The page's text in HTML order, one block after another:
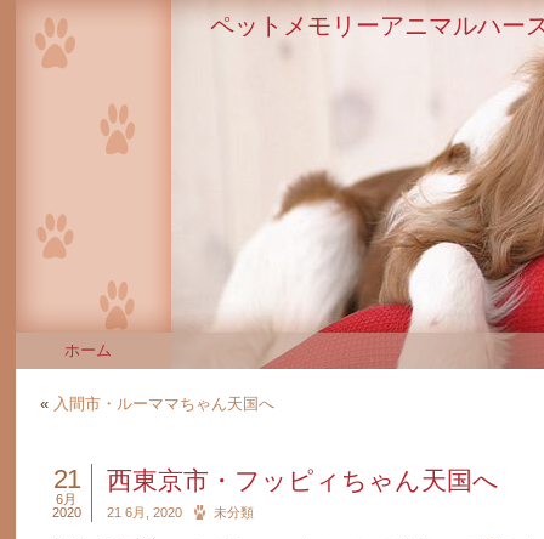
ペットメモリーアニマルハー
ホーム
« 入間市・ルーママちゃん天国へ
西東京市・フッピィちゃん天国へ
21
6月
2020
21 6月, 2020 未分類